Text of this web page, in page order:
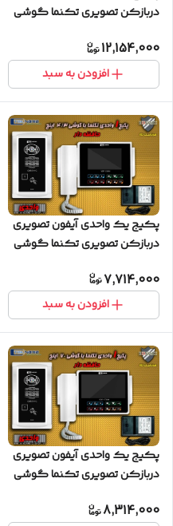
دربازکن تصویری تکنما گوشی
12,154,000
افزودن به سبد
پکیج یک واحدی آیفون تصویری
دربازکن تصویری تکنما گوشی
لمسی
7,714,000
افزودن به سبد
پکیج یک واحدی آیفون تصویری
دربازکن تصویری تکنما گوشی
8,314,000